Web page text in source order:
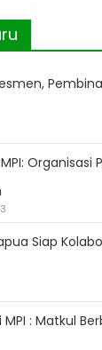
Organisasi
Siap
: Matkul